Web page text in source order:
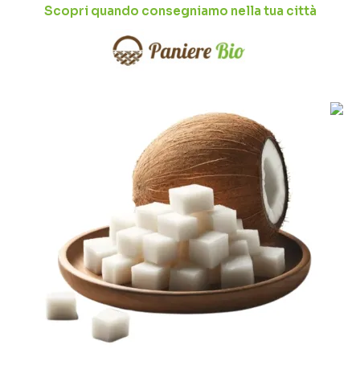
Scopri quando consegniamo nella tua città